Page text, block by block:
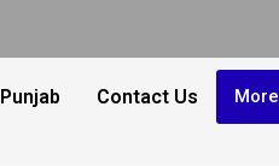
Punjab Contact Us More